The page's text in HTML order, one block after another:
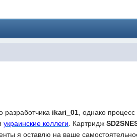
разработчика ikari_01 , однако
украинские коллеги . Картридж
я оставлю на ваше